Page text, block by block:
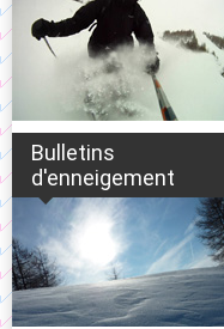
Bulletins
d'enneigement